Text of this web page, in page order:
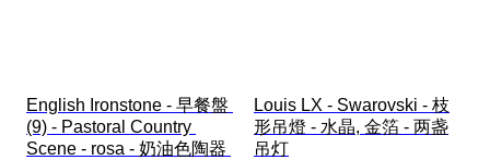
English Ironstone - 早餐盤
(9) - Pastoral Country
Scene - rosa - 奶油色陶器
Louis LX - Swarovski - 枝
形吊燈 - 水晶, 金箔 - 两盏
吊灯